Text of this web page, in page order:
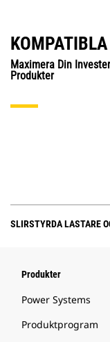
Maximera Din
Produkter
SLIRSTYRDA LASTARE
Produkter
Power Systems
Produktprogram